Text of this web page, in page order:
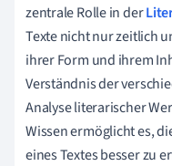
zentrale Rolle in der
Texte nicht nur zeitlich
ihrer Form und ihrem
Verständnis der
Analyse literarischer
Wissen ermöglicht es,
eines Textes besser zu